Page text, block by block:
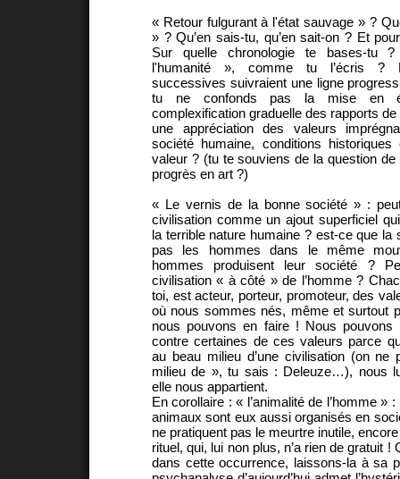
« Retour fulgurant à l'état sauvage » ?
» ? Qu’en sais-tu, qu’en sait-on ? Et
Sur quelle chronologie te bases-tu
l'humanité », comme tu l’écris ?
successives suivraient une ligne
tu ne confonds pas la mise en
complexification graduelle des rapports
une appréciation des valeurs
société humaine, conditions
valeur ? (tu te souviens de la question
progrès en art ?)
« Le vernis de la bonne société » :
civilisation comme un ajout superficiel
la terrible nature humaine ? est-ce que la
pas les hommes dans le même
hommes produisent leur société ?
civilisation « à côté » de l’homme ?
toi, est acteur, porteur, promoteur, des
où nous sommes nés, même et surtout
nous pouvons en faire ! Nous pouvons
contre certaines de ces valeurs parce
au beau milieu d’une civilisation (on ne
milieu de », tu sais : Deleuze…), nous
elle nous appartient.
En corollaire : « l’animalité de l’homme »
animaux sont eux aussi organisés en
ne pratiquent pas le meurtre inutile,
rituel, qui, lui non plus, n’a rien de gratuit !
dans cette occurrence, laissons-la à sa